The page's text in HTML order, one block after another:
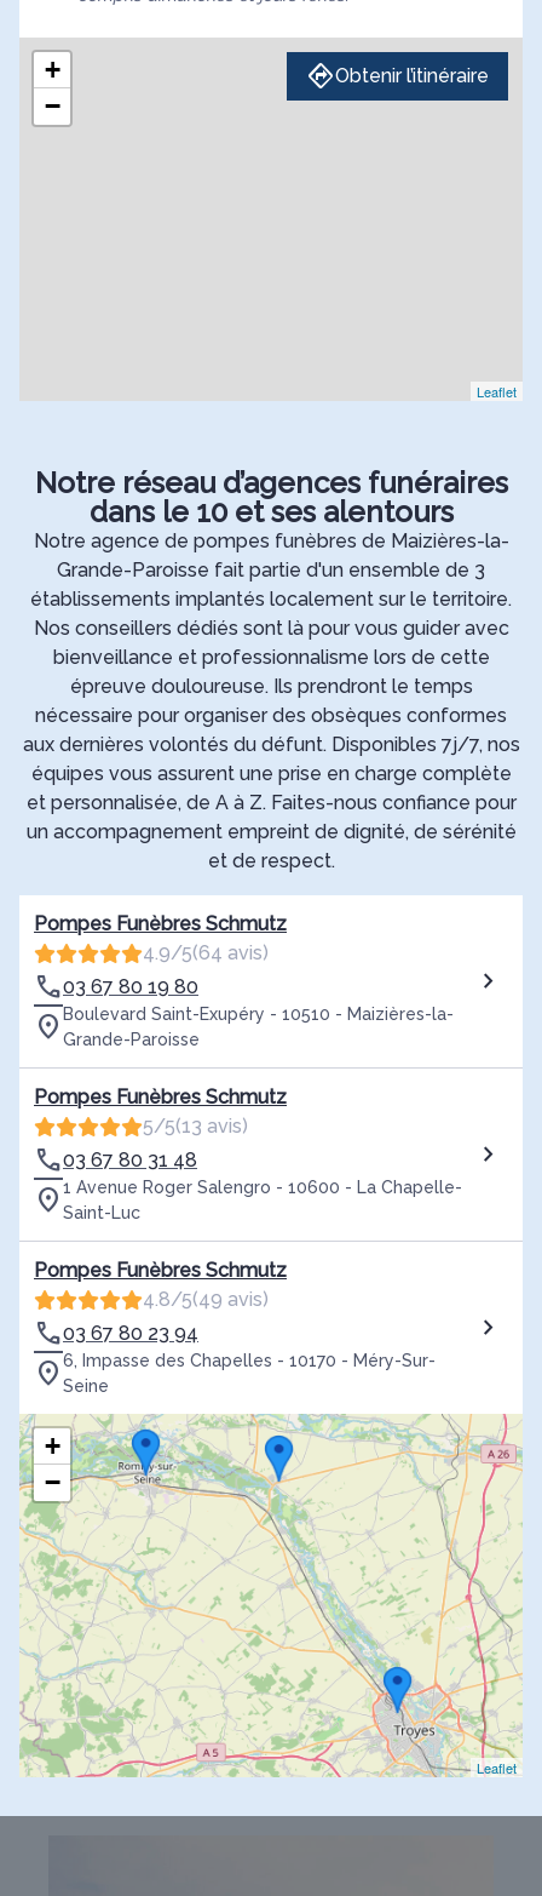
+
−
Leaflet
Obtenir l’itinéraire
Notre réseau d’agences funéraires
dans le 10 et ses alentours
Notre agence de pompes funèbres de Maizières-la-
Grande-Paroisse fait partie d'un ensemble de 3
établissements implantés localement sur le territoire.
Nos conseillers dédiés sont là pour vous guider avec
bienveillance et professionnalisme lors de cette
épreuve douloureuse. Ils prendront le temps
nécessaire pour organiser des obsèques conformes
aux dernières volontés du défunt. Disponibles 7j/7, nos
équipes vous assurent une prise en charge complète
et personnalisée, de A à Z. Faites-nous confiance pour
un accompagnement empreint de dignité, de sérénité
et de respect.
Pompes Funèbres Schmutz
4.9/5(64 avis)
03 67 80 19 80
Boulevard Saint-Exupéry - 10510 - Maizières-la-
Grande-Paroisse
Pompes Funèbres Schmutz
5/5(13 avis)
03 67 80 31 48
1 Avenue Roger Salengro - 10600 - La Chapelle-
Saint-Luc
Pompes Funèbres Schmutz
4.8/5(49 avis)
03 67 80 23 94
6, Impasse des Chapelles - 10170 - Méry-Sur-
Seine
+
−
Leaflet